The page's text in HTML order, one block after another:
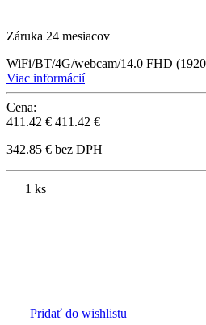
Záruka 24 mesiacov
WiFi/BT/4G/webcam/14.0 FHD
Viac informácií
Cena:
411.42 € 411.42 €
342.85 € bez DPH
1 ks
Pridať do wishlistu